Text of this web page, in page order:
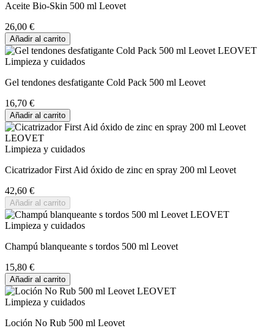
Aceite Bio-Skin 500 ml Leovet
26,00 €
Añadir al carrito
Limpieza y cuidados
Gel tendones desfatigante Cold Pack 500 ml Leovet
16,70 €
Añadir al carrito
Limpieza y cuidados
Cicatrizador First Aid óxido de zinc en spray 200 ml Leovet
42,60 €
Añadir al carrito
Limpieza y cuidados
Champú blanqueante s tordos 500 ml Leovet
15,80 €
Añadir al carrito
Limpieza y cuidados
Loción No Rub 500 ml Leovet